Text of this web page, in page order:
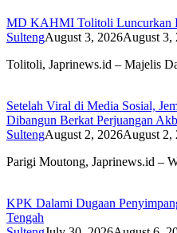
MD KAHMI Tolitoli Luncurkan
SultengAugust 3, 2026August 3,
Tolitoli, Japrinews.id – Majelis
Setelah Viral di Media Sosial,
Dibangun Berkat Perjuangan
SultengAugust 2, 2026August 2,
Parigi Moutong, Japrinews.id –
KPK Dalami Dugaan
Tengah